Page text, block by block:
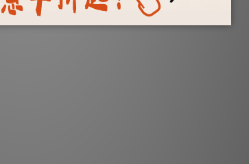
每餐最低22元